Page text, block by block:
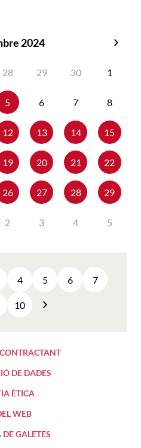
2024
28 29 30 1
5 6 7 8
12 13 14 15
19 20 21 22
26 27 28 29
2 3 4 5
4 5 6 7
10
DE DADES
ÈTICA
WEB
GALETES